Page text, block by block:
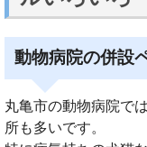
動物病院の併設
丸亀市の動物病院で
所も多いです。